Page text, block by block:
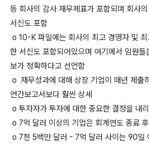
등 회사의 감사 재무제표가 포함되며 회사
서신도 포함
o 10-K 파일에는 회사의 최고 경영자 및 최
한 서신도 포함되어있으며 여기에서 임원
보가 정확하다고 선언함
o 재무성과에 대해 상장 기업이 매년 제출
연간보고서보다 훨씬 상세
o 투자자가 투자에 대한 중요한 결정을 내
o 7억 달러 이상의 기업은 회계연도 종료
o 7천 5백만 달러 - 7억 달러 사이는 90일